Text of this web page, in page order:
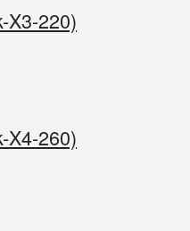
X3-220)
X4-260)